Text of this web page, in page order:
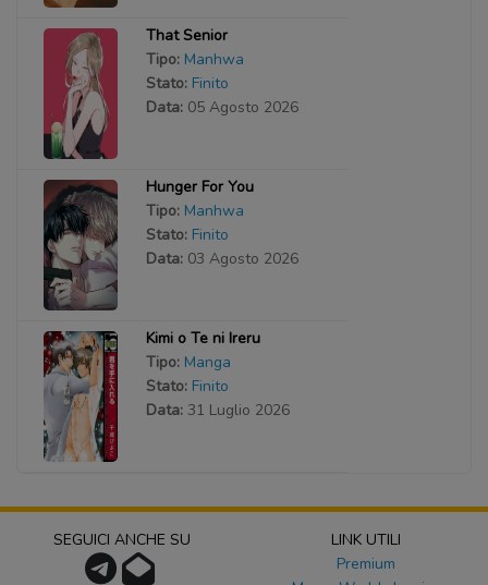
That Senior
Tipo: Manhwa
Stato: Finito
Data: 05 Agosto 2026
Hunger For You
Tipo: Manhwa
Stato: Finito
Data: 03 Agosto 2026
Kimi o Te ni Ireru
Tipo: Manga
Stato: Finito
Data: 31 Luglio 2026
SEGUICI ANCHE SU
LINK UTILI
Premium